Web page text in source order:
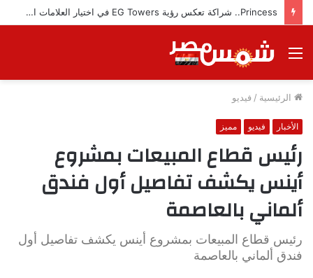
Princess.. شراكة تعكس رؤية EG Towers في اختيار العلامات التجارية المميزة
القائمة
الرئيسية / فيديو
الأخبار فيديو مميز
رئيس قطاع المبيعات بمشروع
أينس يكشف تفاصيل أول فندق
ألماني بالعاصمة
رئيس قطاع المبيعات بمشروع أينس يكشف تفاصيل أول
فندق ألماني بالعاصمة